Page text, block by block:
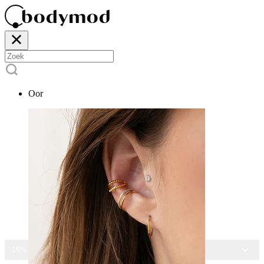
Oor
15% KORTING OP ALLE SIERADEN